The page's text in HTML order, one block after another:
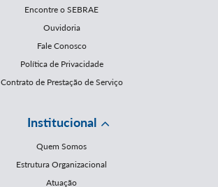
Encontre o SEBRAE
Ouvidoria
Fale Conosco
Política de Privacidade
Contrato de Prestação de Serviço
Institucional
Quem Somos
Estrutura Organizacional
Atuação